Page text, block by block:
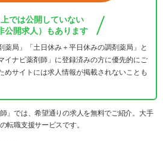
では公開していない
公開求人）もあります
薬局」「土日休み＋平日休みの調剤薬局」と
イナビ薬剤師」に登録済みの方に優先的にご
めサイトには求人情報が掲載されないことも
」では、希望通りの求人を無料でご紹介。大手
転職支援サービスです。